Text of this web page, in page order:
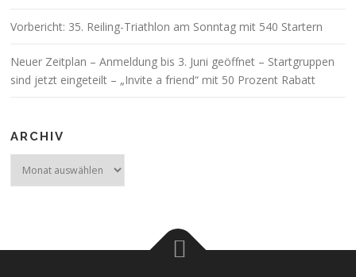
Vorbericht: 35. Reiling-Triathlon am Sonntag mit 540 Startern
Neuer Zeitplan – Anmeldung bis 3. Juni geöffnet – Startgruppen
sind jetzt eingeteilt – „Invite a friend“ mit 50 Prozent Rabatt
ARCHIV